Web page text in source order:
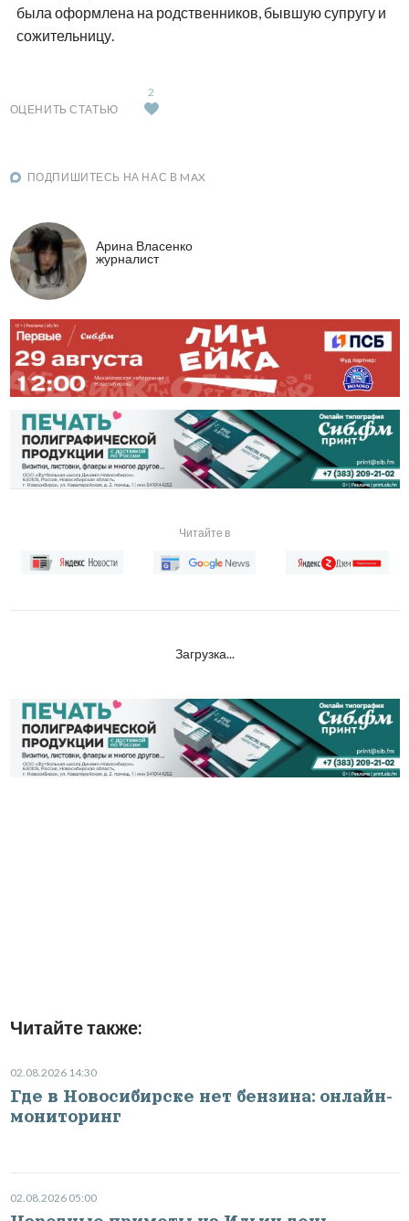
была оформлена на родственников, бывшую супругу и
сожительницу.
ОЦЕНИТЬ СТАТЬЮ
2
ПОДПИШИТЕСЬ НА НАС В MAX
Арина Власенко
журналист
Читайте в
Загрузка...
Читайте также:
02.08.2026 14:30
Где в Новосибирске нет бензина: онлайн-
мониторинг
02.08.2026 05:00